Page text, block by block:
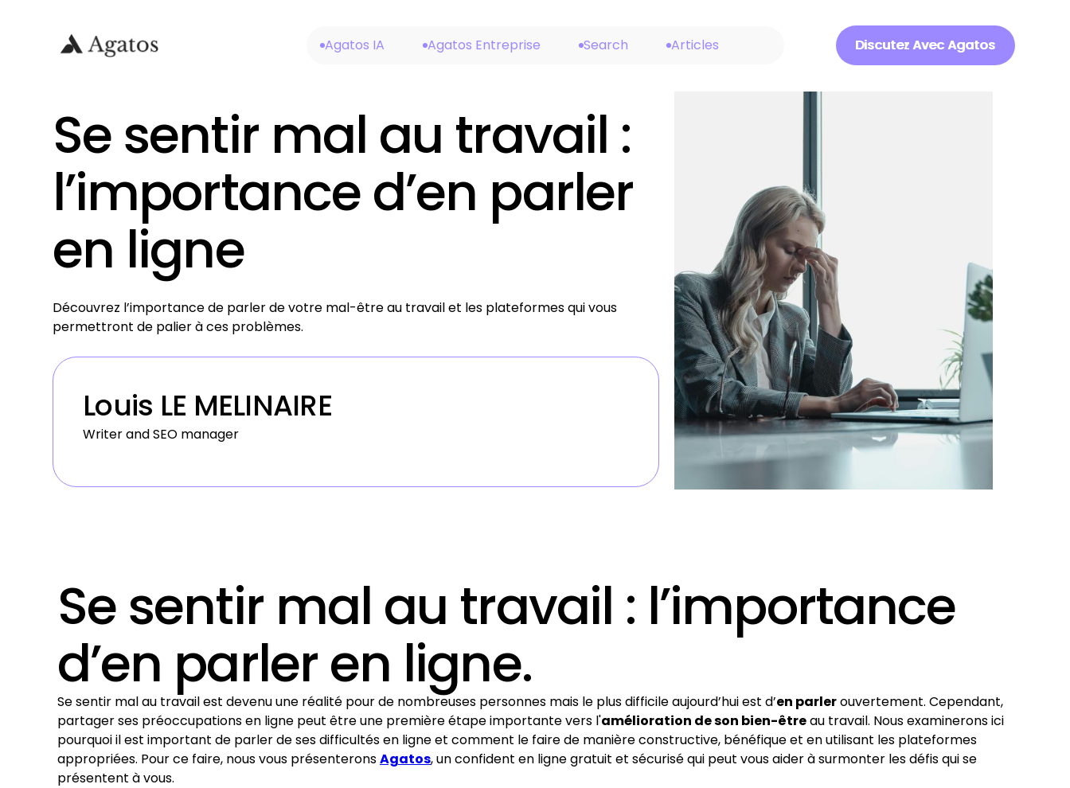
Agatos IA Agatos Entreprise Search Articles Discutez Avec Agatos
Discuter Avec Agatos
Se sentir mal au travail :
l’importance d’en parler
en ligne
Découvrez l’importance de parler de votre mal-être au travail et les plateformes qui vous
permettront de palier à ces problèmes.
Louis LE MELINAIRE
Writer and SEO manager
Se sentir mal au travail : l’importance
d’en parler en ligne.
Se sentir mal au travail est devenu une réalité pour de nombreuses personnes mais le plus difficile aujourd’hui est d’en parlerouvertement. Cependant,
partager ses préoccupations en ligne peut être une première étape importante vers l'amélioration de son bien-êtreau travail. Nous examinerons ici
pourquoi il est important de parler de ses difficultés en ligne et comment le faire de manière constructive, bénéfique et en utilisant les plateformes
appropriées. Pour ce faire, nous vous présenteronsAgatos, un confident en ligne gratuit et sécurisé qui peut vous aider à surmonter les défis qui se
présentent à vous.